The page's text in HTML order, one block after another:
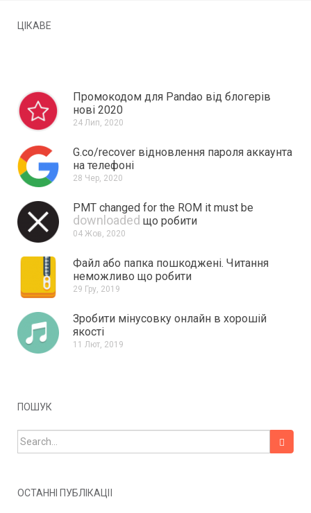
ЦІКАВЕ
Промокодом для Pandao від блогерів
нові 2020
24 Лип, 2020
G.co/recover відновлення пароля аккаунта
на телефоні
28 Чер, 2020
PMT changed for the ROM it must be
downloaded що робити
04 Жов, 2020
Файл або папка пошкоджені. Читання
неможливо що робити
29 Гру, 2019
Зробити мінусовку онлайн в хорошій
якості
11 Лют, 2019
ПОШУК
Search for:
ОСТАННІ ПУБЛІКАЦІЇ